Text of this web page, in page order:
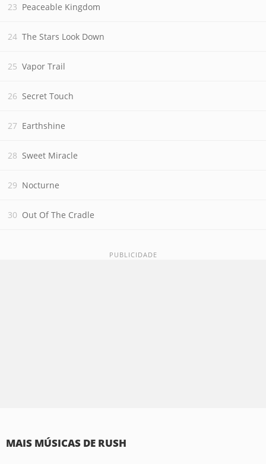
Peaceable Kingdom
The Stars Look Down
Vapor Trail
Secret Touch
Earthshine
Sweet Miracle
Nocturne
Out Of The Cradle
MAIS MÚSICAS DE RUSH